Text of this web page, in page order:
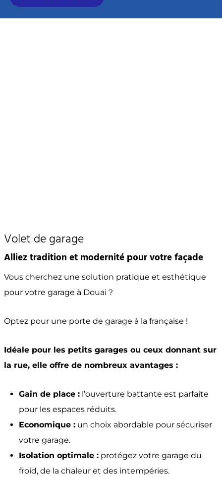
Volet de garage
Alliez tradition et modernité pour votre façade
Vous cherchez une solution pratique et esthétique
pour votre garage à Douai ?
Optez pour une porte de garage à la française !
Idéale pour les petits garages ou ceux donnant sur
la rue, elle offre de nombreux avantages :
Gain de place :l’ouverture battante est parfaite
pour les espaces réduits.
Economique :un choix abordable pour sécuriser
votre garage.
Isolation optimale :protégez votre garage du
froid, de la chaleur et des intempéries.